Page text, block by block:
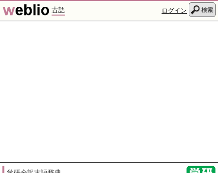
古語 ログイン 検索